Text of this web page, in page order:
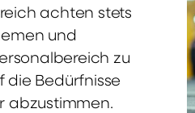
achten stets
und
zu
die Bedürfnisse
abzustimmen.